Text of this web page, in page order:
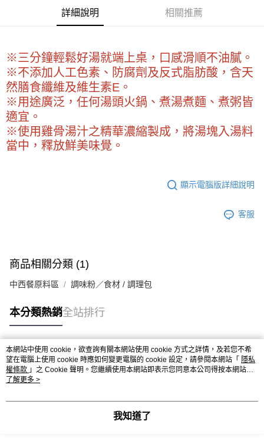
AFTEE先享後付
AFTEE先享後付是「在收到商品之後才付款」的支付方式。 讓您購物簡單
便利好安心！
１．簡單：不需註冊會員、不需綁卡、不需儲值。
２．便利：只要手機號碼，簡訊認證，即可結帳。
３．安心：先確認商品／服務後，再付款。
【「AFTEE先享後付」結帳流程】
１．於結帳方式選擇「AFTEE先享後付」後，將跳轉至「AFTEE先享後付」
結帳頁面，進行簡訊認證並確認金額後，即可完成結帳。
２．訂單成立數日內，您將收到繳費通知簡訊。
※ 請注意：結帳手續完成當下不需立刻繳費，但若您需要取消訂單，請聯絡
購買商品的店家。未經商家同意取消之訂單仍視為有效，需透過AFTEE先享
※ 交易是否成功請以「AFTEE先享後付 」之結帳頁面顯示為準，若有關於
１．透過由恩沛科技股份有限公司提供之「AFTEE先享後付」服務完成之交
權轉讓予恩沛科技股份有限公司。
https://aftee.tw/terms/#terms3
３．未成年的使用者請事先徵得法定代理人或監護人之同意方可使用
任。
４．使用「AFTEE先享後付」時，將依據個別帳號之用戶狀況，依本公司即
時審查核予不同之上限額度；若仍有額度不足之情形，本公司將視審查結果
請求用戶進行身份認證。
５．嚴禁一人註冊多個帳號或使用他人資訊註冊。若發現惡意使用之情形，
ATM付款
運送方式
全家取貨付款-重量限制含紙箱10kg，請控制商品重量在9~9.5
kg
每筆NT$90，滿NT$990(含以上)免運費
付款後全家取貨-重量限制含紙箱10kg，請控制商品重量在9~
付款後7-11取貨-重量限制含紙箱10kg，請控制商品重量在9~
每筆NT$90，滿NT$990(含以上)免運費
宅配-新竹物流
每筆NT$150，滿NT$2,000(含以上)免運費
離島客戶-中華郵政
每筆NT$120，滿NT$2,000(含以上)免運費
詳細說明 相關推薦
※三分鐘輕鬆好湯就端上桌，口感滑順不油膩。
※不添加人工色素、防腐劑及反式脂肪酸，含天
然膳食纖維及維生素E。
※用途廣泛，任何湯頭火鍋、煮湯煮麵、煮粥皆
適宜。
※使用雞骨湯汁之精華濃縮製成，將湯塊入湯料
當中，釋放鮮美味覺。
顯示電腦版詳細說明
客服
商品相關分類 (1)
中西餐原料區 調味粉／食材 / 調理包
本分類熱銷全站排行
熱門標籤
本網站中使用 cookie，欲查詢有關本網站使用 cookie 方式之詳情，及若您不希
望在電腦上使用 cookie 時應如何變更電腦的 cookie 設定，請參閱本網站「 隱私
權條款 」之 Cookie 聲明。您繼續使用本網站即表示您同意本公司得按本網站使
用條款之 Cookie 聲明使用 cookie。
了解更多 >
我知道了